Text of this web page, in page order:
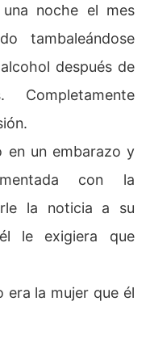
noche el mes
tambaleándose
después de
en un embarazo y
con la
la noticia a su
le exigiera que
era la mujer que él